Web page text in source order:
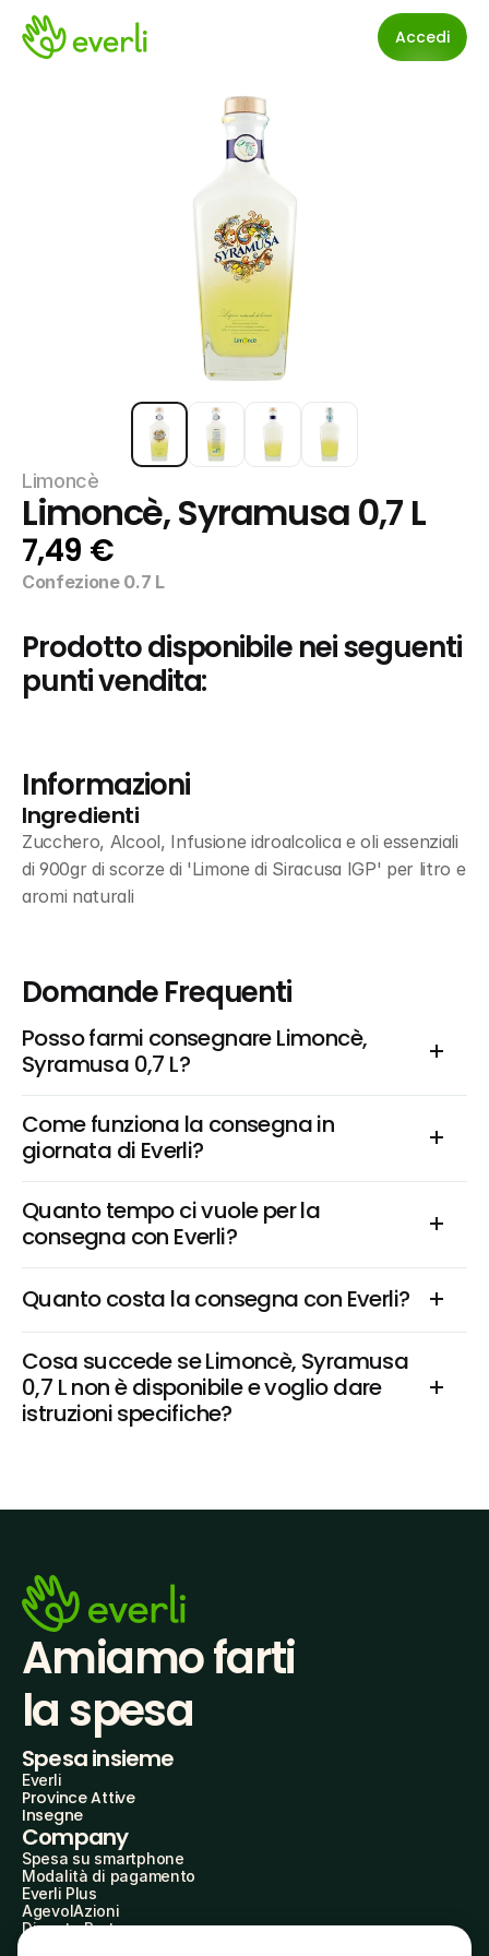
Accedi
Limoncè
Limoncè, Syramusa 0,7 L
7,49 €
Confezione 0.7 L
Prodotto disponibile nei seguenti
punti vendita:
Informazioni
Ingredienti
Zucchero, Alcool, Infusione idroalcolica e oli essenziali
di 900gr di scorze di 'Limone di Siracusa IGP' per litro e
aromi naturali
Domande Frequenti
Posso farmi consegnare Limoncè,
Syramusa 0,7 L?
Come funziona la consegna in
giornata di Everli?
Quanto tempo ci vuole per la
consegna con Everli?
Quanto costa la consegna con Everli?
Cosa succede se Limoncè, Syramusa
0,7 L non è disponibile e voglio dare
istruzioni specifiche?
Amiamo farti
la spesa
Spesa insieme
Everli
Province Attive
Insegne
Company
Spesa su smartphone
Modalità di pagamento
Everli Plus
AgevolAzioni
Diventa Partner